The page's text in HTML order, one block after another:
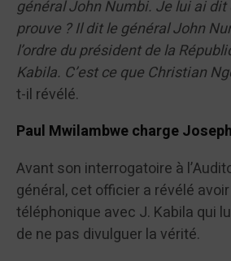
général John Numbi. Je lui ai dit
prouve ? Il dit le général John
l’ordre du président de la
Kabila. C’est ce que Christian
t-il révélé.
Paul Mwilambwe charge
Avant son interrogatoire à
général, cet officier a révélé
téléphonique avec J. Kabila qui
de ne pas divulguer la vérité.